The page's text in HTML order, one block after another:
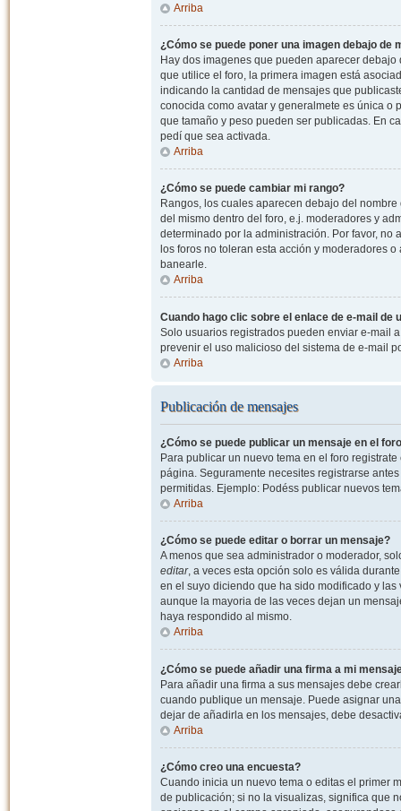
Arriba
¿Cómo se puede poner una imagen debajo de
Hay dos imagenes que pueden aparecer
que utilice el foro, la primera imagen está
indicando la cantidad de mensajes que
conocida como avatar y generalmete es única o
que tamaño y peso pueden ser publicadas. En
pedí que sea activada.
Arriba
¿Cómo se puede cambiar mi rango?
Rangos, los cuales aparecen debajo del
del mismo dentro del foro, e.j. moderadores y
determinado por la administración. Por favor,
los foros no toleran esta acción y moderadores
banearle.
Arriba
Cuando hago clic sobre el enlace de e-mail de
Solo usuarios registrados pueden enviar e-mail
prevenir el uso malicioso del sistema de e-mail
Arriba
Publicación de mensajes
¿Cómo se puede publicar un mensaje en el
Para publicar un nuevo tema en el foro
página. Seguramente necesites registrarse
permitidas. Ejemplo: Podéss publicar nuevos
Arriba
¿Cómo se puede editar o borrar un mensaje?
A menos que sea administrador o moderador,
editar, a veces esta opción solo es válida
en el suyo diciendo que ha sido modificado y
aunque la mayoria de las veces dejan un
haya respondido al mismo.
Arriba
¿Cómo se puede añadir una firma a mi
Para añadir una firma a sus mensajes debe
cuando publique un mensaje. Puede asignar
dejar de añadirla en los mensajes, debe
Arriba
¿Cómo creo una encuesta?
Cuando inicia un nuevo tema o editas el primer
de publicación; si no la visualizas, significa que